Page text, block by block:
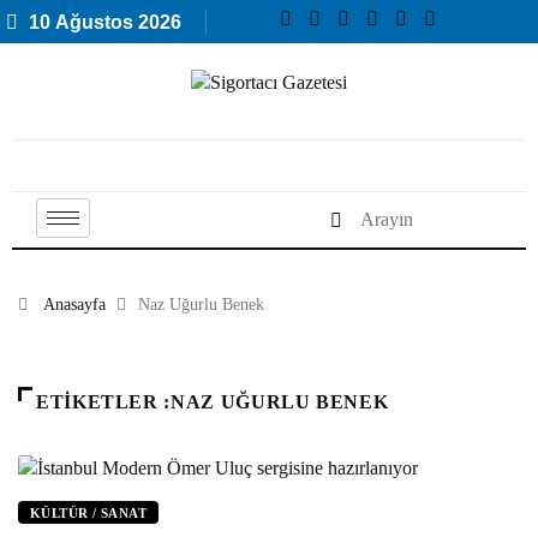
10 Ağustos 2026
Anasayfa Naz Uğurlu Benek
ETIKETLER :NAZ UĞURLU BENEK
KÜLTÜR / SANAT